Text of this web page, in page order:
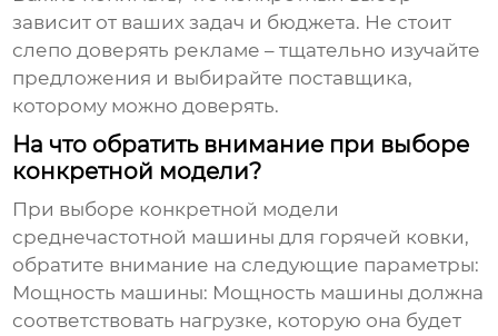
зависит от ваших задач и бюджета. Не стоит
слепо доверять рекламе – тщательно изучайте
предложения и выбирайте поставщика,
которому можно доверять.
На что обратить внимание при выборе
конкретной модели?
При выборе конкретной модели
среднечастотной машины для горячей ковки,
обратите внимание на следующие параметры:
Мощность машины: Мощность машины должна
соответствовать нагрузке, которую она будет